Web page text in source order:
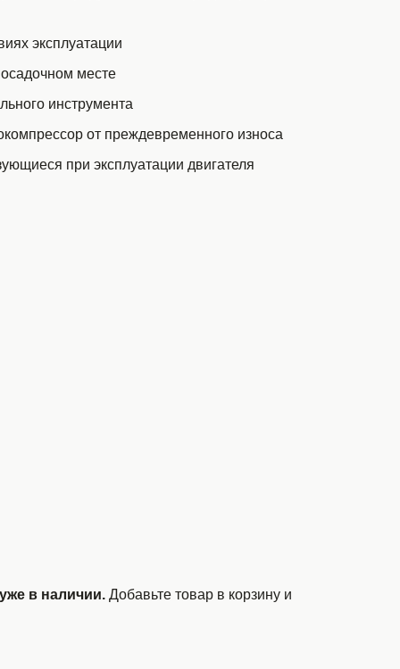
эксплуатации
месте
инструмента
от преждевременного износа
при эксплуатации двигателя
в наличии. Добавьте товар в корзину и